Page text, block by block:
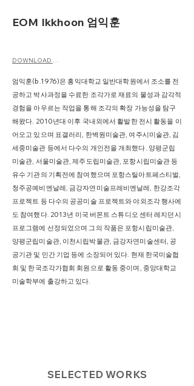
EOM Ikkhoon 엄익훈
엄익훈(b.1976)은 홍익대학교 일반대학원에서 조소를 전
공하고 박사과정을 수료한 조각가로 재료의 물성과 감각적
경험을 아우르는 작업을 통해 조각의 확장 가능성을 탐구
해왔다. 2010년대 이후 국내외에서 활발한 전시 활동을 이
어오고 있으며 표갤러리, 한벽원미술관, 여주시미술관, 김
세중미술관 등에서 다수의 개인전을 개최했다. 양평군립
미술관, 서울미술관, 제주도립미술관, 포항시립미술관 등
유수 기관의 기획전에 참여했으며 포항스틸아트페스티벌,
청주공예비엔날레, 금강자연미술프레비엔날레, 한강조각
프로젝트 등 다수의 공공미술 프로젝트와 야외조각 행사에
도 참여했다. 2013년 미국 버몬트 스튜디오 센터 레지던시
프로그램에 선정되었으며 그의 작품은 포항시립미술관,
양평군립미술관, 이천시립박물관, 금강자연미술센터, 공
공기관 및 민간 기업 등에 소장되어 있다. 현재 한국미술협
회 및 한국조각가협회 회원으로 활동 중이며, 중앙대학교
미술학부에 출강하고 있다.
SELECTED WORKS